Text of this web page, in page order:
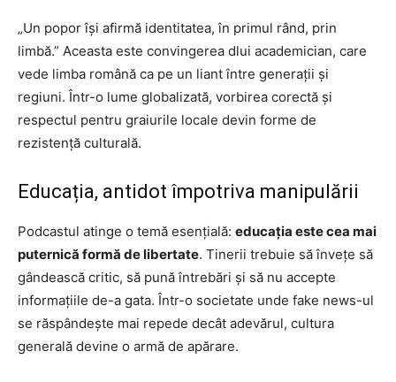
„Un popor își afirmă identitatea, în primul rând, prin
limbă.” Aceasta este convingerea dlui academician, care
vede limba română ca pe un liant între generații și
regiuni. Într-o lume globalizată, vorbirea corectă și
respectul pentru graiurile locale devin forme de
rezistență culturală.
Educația, antidot împotriva manipulării
Podcastul atinge o temă esențială: educația este cea mai
puternică formă de libertate. Tinerii trebuie să învețe să
gândească critic, să pună întrebări și să nu accepte
informațiile de-a gata. Într-o societate unde fake news-ul
se răspândește mai repede decât adevărul, cultura
generală devine o armă de apărare.